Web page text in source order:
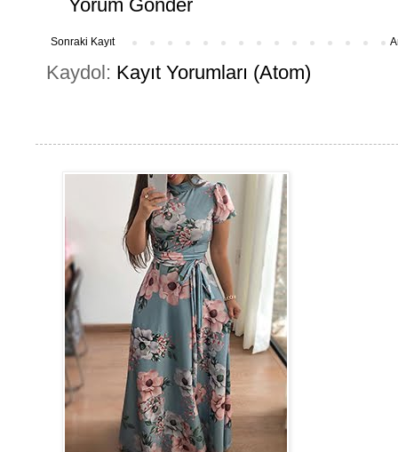
Yorum Gönder
Sonraki Kayıt
Kaydol: Kayıt Yorumları (Atom)